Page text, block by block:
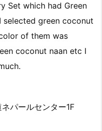
Set which had Green
selected green coconut
of them was
coconut naan etc I
パールセンター1F